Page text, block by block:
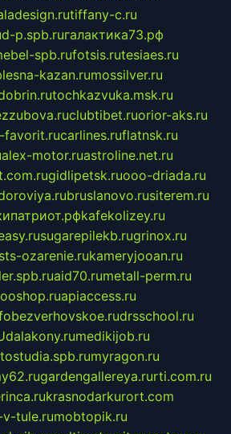
tiffany-c.ru
d-p.spb.ruгалактика73.рф
spb.rufotsis.rutesiaes.ru
kazan.rumossilver.ru
tochkazvuka.msk.ru
clubtibet.ruorior-aks.ru
favorit.rucarlines.ruflatnsk.ru
alex-motor.ruastroline.net.ru
gidlipetsk.ruooo-driada.ru
bruslanovo.rusiterem.ru
kafekolizey.ru
sugarepilekb.rugrinox.ru
ozarenie.rukameryjooan.ru
aid70.rumetall-perm.ru
apiaccess.ru
bezverhovskoe.rudrsschool.ru
dalakony.rumedikijob.ru
myragon.ru
gardengallereya.rurti.com.ru
krasnodarkurort.com
tule.rumobtopik.ru